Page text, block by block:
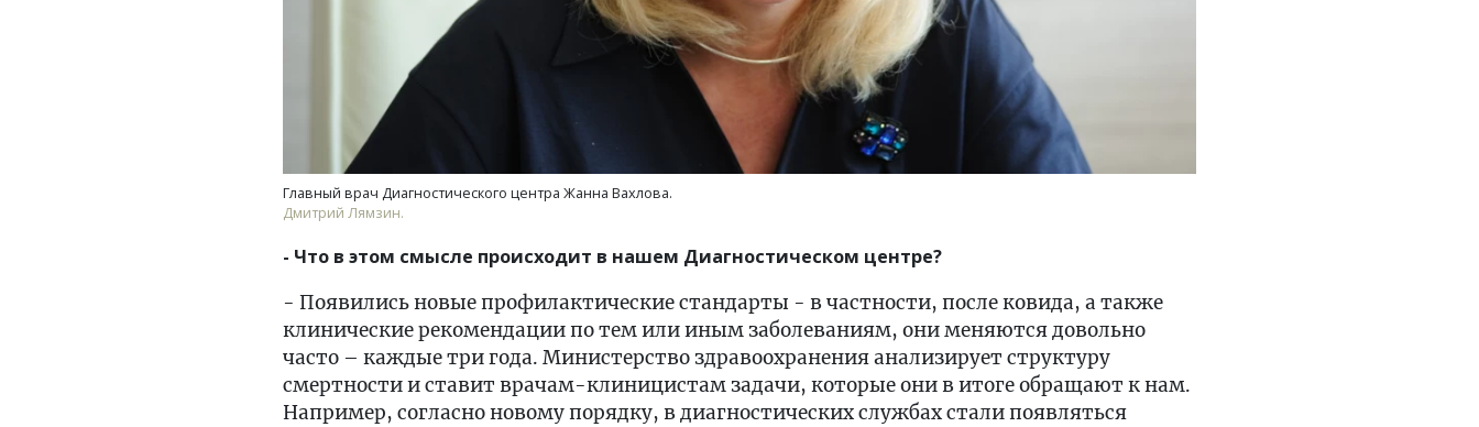
Главный врач Диагностического центра Жанна Вахлова.
Дмитрий Лямзин.
- Что в этом смысле происходит в нашем Диагностическом центре?
- Появились новые профилактические стандарты - в частности, после ковида, а также
клинические рекомендации по тем или иным заболеваниям, они меняются довольно
часто – каждые три года. Министерство здравоохранения анализирует структуру
смертности и ставит врачам-клиницистам задачи, которые они в итоге обращают к нам.
Например, согласно новому порядку, в диагностических службах стали появляться